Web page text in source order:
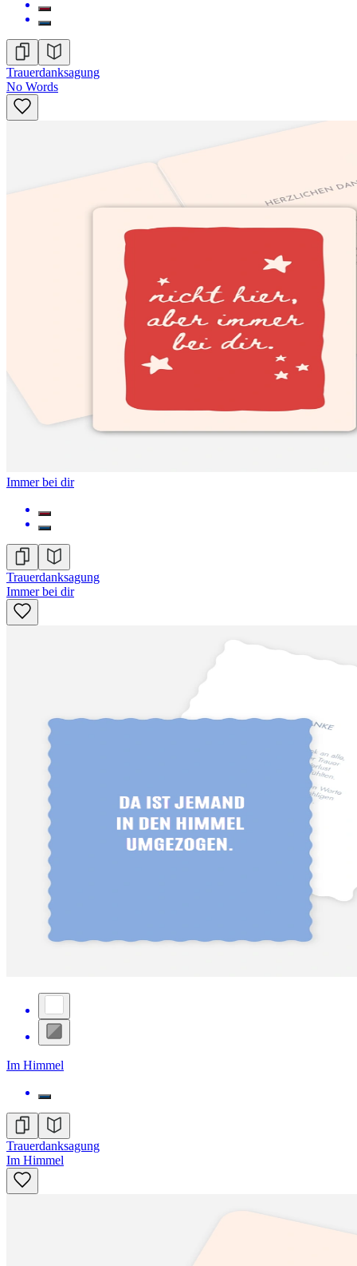
Trauerdanksagung
No Words
Immer bei dir
Trauerdanksagung
Immer bei dir
Im Himmel
Trauerdanksagung
Im Himmel